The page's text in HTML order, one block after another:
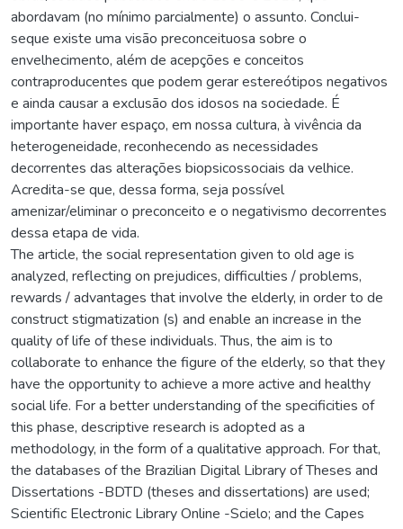
abordavam (no mínimo parcialmente) o assunto. Conclui-
seque existe uma visão preconceituosa sobre o
envelhecimento, além de acepções e conceitos
contraproducentes que podem gerar estereótipos negativos
e ainda causar a exclusão dos idosos na sociedade. É
importante haver espaço, em nossa cultura, à vivência da
heterogeneidade, reconhecendo as necessidades
decorrentes das alterações biopsicossociais da velhice.
Acredita-se que, dessa forma, seja possível
amenizar/eliminar o preconceito e o negativismo decorrentes
dessa etapa de vida.
The article, the social representation given to old age is
analyzed, reflecting on prejudices, difficulties / problems,
rewards / advantages that involve the elderly, in order to de
construct stigmatization (s) and enable an increase in the
quality of life of these individuals. Thus, the aim is to
collaborate to enhance the figure of the elderly, so that they
have the opportunity to achieve a more active and healthy
social life. For a better understanding of the specificities of
this phase, descriptive research is adopted as a
methodology, in the form of a qualitative approach. For that,
the databases of the Brazilian Digital Library of Theses and
Dissertations -BDTD (theses and dissertations) are used;
Scientific Electronic Library Online -Scielo; and the Capes